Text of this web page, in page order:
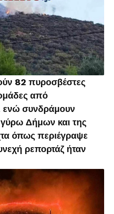
82 πυροσβέστες
από
ενώ συνδράμουν
Δήμων και της
όπως περιέγραψε
ρεπορτάζ ήταν